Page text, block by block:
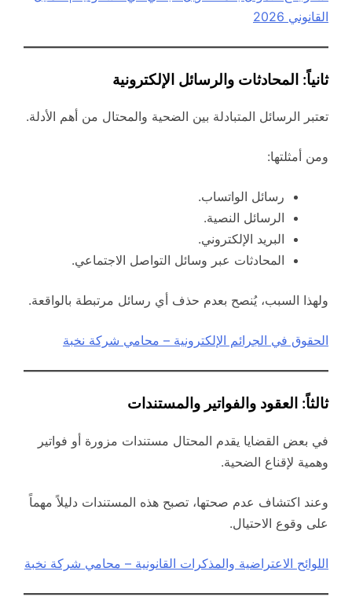
القانوني 2026
ثانياً: المحادثات والرسائل الإلكترونية
تعتبر الرسائل المتبادلة بين الضحية والمحتال من أهم الأدلة.
ومن أمثلتها:
رسائل الواتساب.
الرسائل النصية.
البريد الإلكتروني.
المحادثات عبر وسائل التواصل الاجتماعي.
ولهذا السبب، يُنصح بعدم حذف أي رسائل مرتبطة بالواقعة.
الحقوق في الجرائم الإلكترونية – محامي شركة نخبة
ثالثاً: العقود والفواتير والمستندات
في بعض القضايا يقدم المحتال مستندات مزورة أو فواتير
وهمية لإقناع الضحية.
وعند اكتشاف عدم صحتها، تصبح هذه المستندات دليلاً مهماً
على وقوع الاحتيال.
اللوائح الاعتراضية والمذكرات القانونية – محامي شركة نخبة